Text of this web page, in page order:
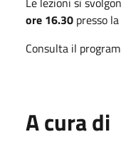
ore 16.30 presso
Consulta il
A cura di